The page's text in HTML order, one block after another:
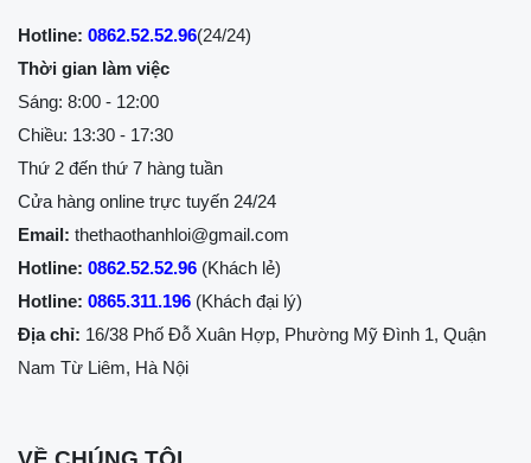
Hotline: 0862.52.52.96(24/24)
Thời gian làm việc
Sáng: 8:00 - 12:00
Chiều: 13:30 - 17:30
Thứ 2 đến thứ 7 hàng tuần
Cửa hàng online trực tuyến 24/24
Email: thethaothanhloi@gmail.com
Hotline: 0862.52.52.96 (Khách lẻ)
Hotline: 0865.311.196 (Khách đại lý)
Địa chỉ: 16/38 Phố Đỗ Xuân Hợp, Phường Mỹ Đình 1, Quận
Nam Từ Liêm, Hà Nội